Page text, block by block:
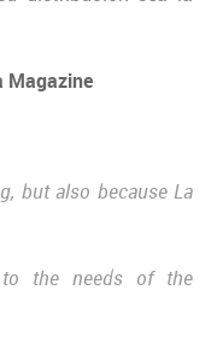
Magazine
but also because La
the needs of the